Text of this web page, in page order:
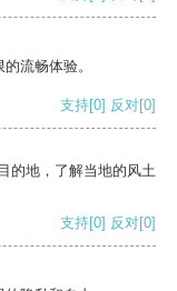
流畅体验。
支持[0] 反对[0]
的地，了解当地的风土
支持[0] 反对[0]